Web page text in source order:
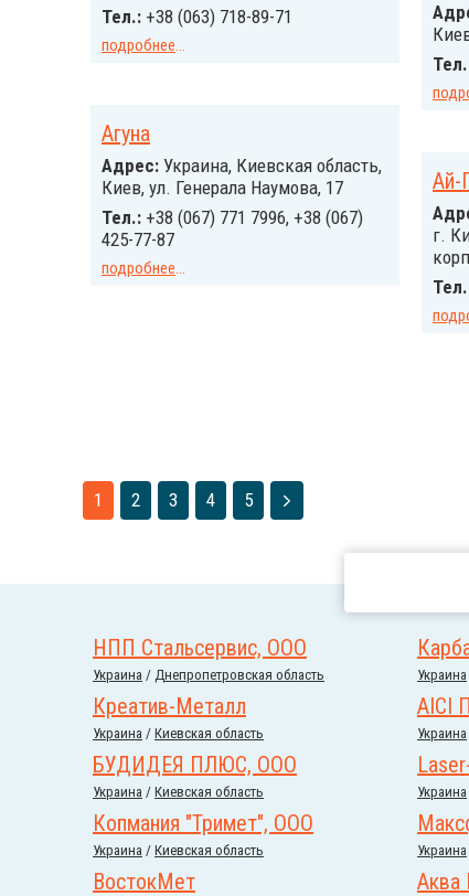
Тел.: +38 (063) 718-89-71
подробнее...
Агуна
Адрес: Украина, Киевская область,
Киев, ул. Генерала Наумова, 17
Тел.: +38 (067) 771 7996, +38 (067)
425-77-87
подробнее...
Ай-
г.
1 2 3 4 5
НПП Стальсервис, ООО
Украина / Днепропетровская область Украина
Креатив-Металл
Украина / Киевская область
АІСІ
Украина
БУДИДЕЯ ПЛЮС, ООО
Украина / Киевская область Украина
Копмания "Тримет", ООО
Украина / Киевская область Украина
ВостокМет Аква